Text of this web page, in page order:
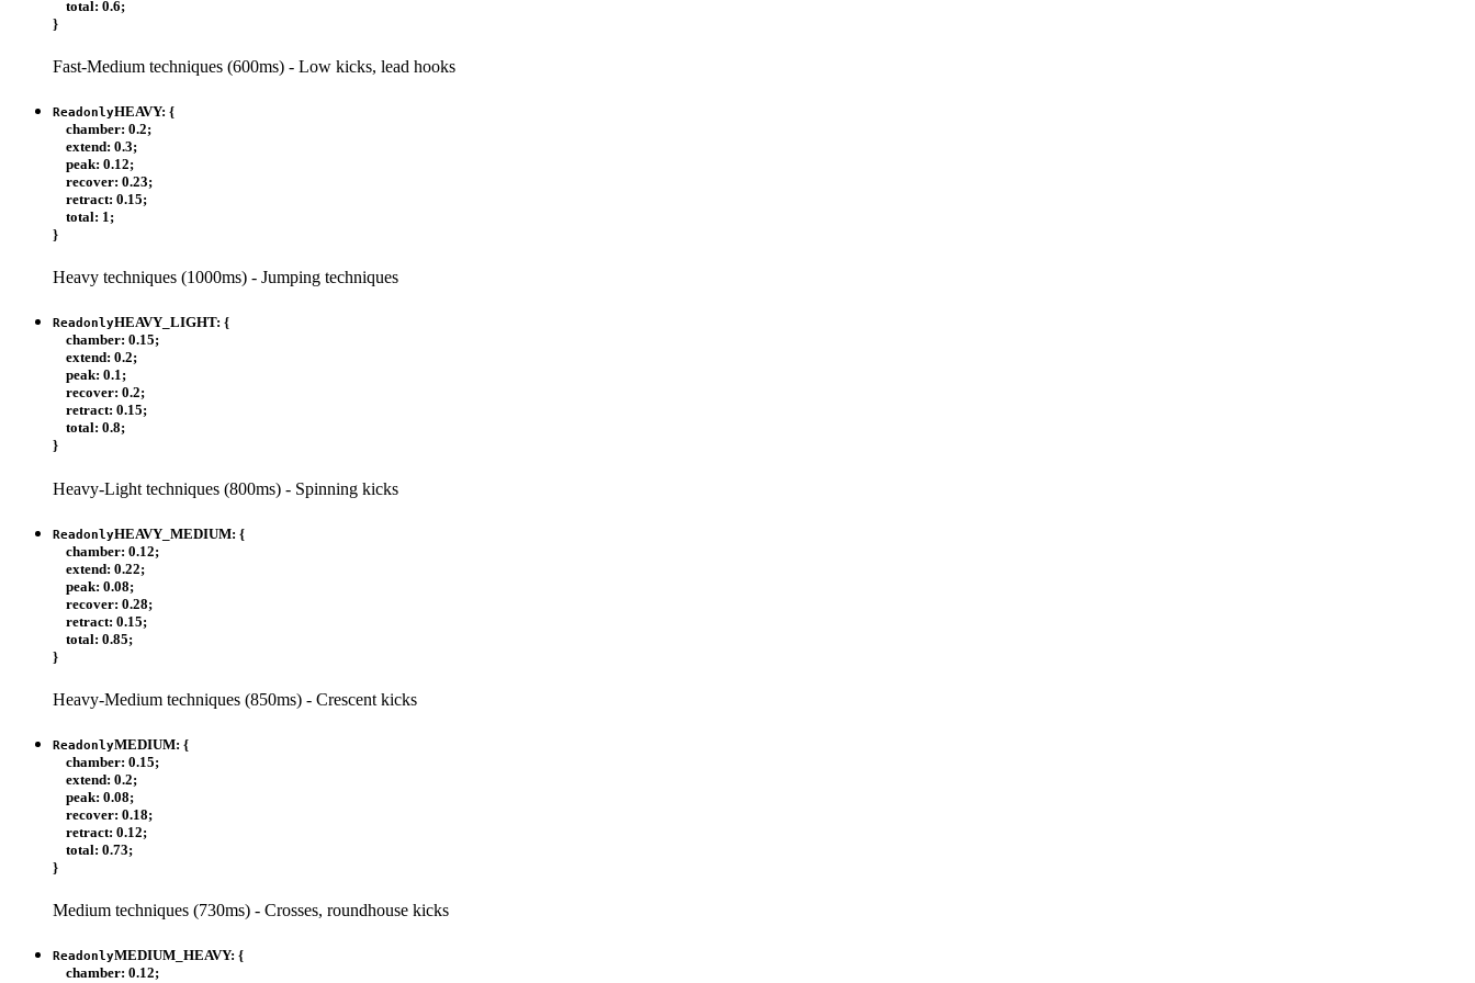
total: 0.6;
}
Fast-Medium techniques (600ms) - Low kicks, lead hooks
ReadonlyHEAVY: {
chamber: 0.2;
extend: 0.3;
peak: 0.12;
recover: 0.23;
retract: 0.15;
total: 1;
}
Heavy techniques (1000ms) - Jumping techniques
ReadonlyHEAVY_LIGHT: {
chamber: 0.15;
extend: 0.2;
peak: 0.1;
recover: 0.2;
retract: 0.15;
total: 0.8;
}
Heavy-Light techniques (800ms) - Spinning kicks
ReadonlyHEAVY_MEDIUM: {
chamber: 0.12;
extend: 0.22;
peak: 0.08;
recover: 0.28;
retract: 0.15;
total: 0.85;
}
Heavy-Medium techniques (850ms) - Crescent kicks
ReadonlyMEDIUM: {
chamber: 0.15;
extend: 0.2;
peak: 0.08;
recover: 0.18;
retract: 0.12;
total: 0.73;
}
Medium techniques (730ms) - Crosses, roundhouse kicks
ReadonlyMEDIUM_HEAVY: {
chamber: 0.12;